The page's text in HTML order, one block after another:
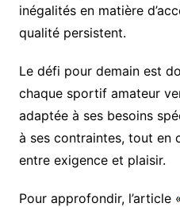
inégalités en matière
qualité persistent.
Le défi pour demain est
chaque sportif amateur
adaptée à ses besoins
à ses contraintes, tout en
entre exigence et plaisir.
Pour approfondir, l’article